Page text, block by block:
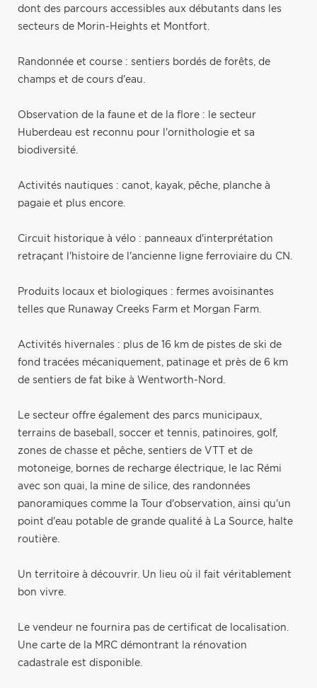
dont des parcours accessibles aux débutants dans les
secteurs de Morin-Heights et Montfort.
Randonnée et course : sentiers bordés de forêts, de
champs et de cours d'eau.
Observation de la faune et de la flore : le secteur
Huberdeau est reconnu pour l'ornithologie et sa
biodiversité.
Activités nautiques : canot, kayak, pêche, planche à
pagaie et plus encore.
Circuit historique à vélo : panneaux d'interprétation
retraçant l'histoire de l'ancienne ligne ferroviaire du CN.
Produits locaux et biologiques : fermes avoisinantes
telles que Runaway Creeks Farm et Morgan Farm.
Activités hivernales : plus de 16 km de pistes de ski de
fond tracées mécaniquement, patinage et près de 6 km
de sentiers de fat bike à Wentworth-Nord.
Le secteur offre également des parcs municipaux,
terrains de baseball, soccer et tennis, patinoires, golf,
zones de chasse et pêche, sentiers de VTT et de
motoneige, bornes de recharge électrique, le lac Rémi
avec son quai, la mine de silice, des randonnées
panoramiques comme la Tour d'observation, ainsi qu'un
point d'eau potable de grande qualité à La Source, halte
routière.
Un territoire à découvrir. Un lieu où il fait véritablement
bon vivre.
Le vendeur ne fournira pas de certificat de localisation.
Une carte de la MRC démontrant la rénovation
cadastrale est disponible.